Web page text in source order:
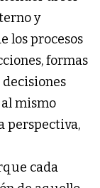
y
los procesos
formas
decisiones
mismo
perspectiva,
cada